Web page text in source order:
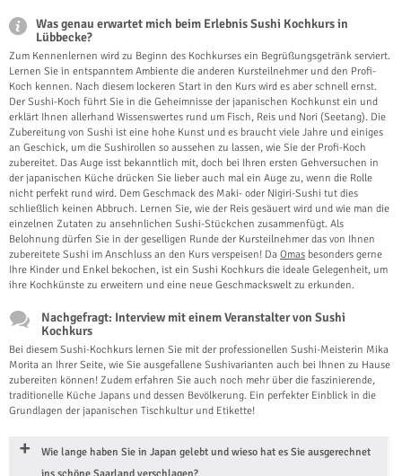
Was genau erwartet mich beim Erlebnis Sushi Kochkurs in
Lübbecke?
Zum Kennenlernen wird zu Beginn des Kochkurses ein Begrüßungsgetränk serviert.
Lernen Sie in entspanntem Ambiente die anderen Kursteilnehmer und den Profi-
Koch kennen. Nach diesem lockeren Start in den Kurs wird es aber schnell ernst.
Der Sushi-Koch führt Sie in die Geheimnisse der japanischen Kochkunst ein und
erklärt Ihnen allerhand Wissenswertes rund um Fisch, Reis und Nori (Seetang). Die
Zubereitung von Sushi ist eine hohe Kunst und es braucht viele Jahre und einiges
an Geschick, um die Sushirollen so aussehen zu lassen, wie Sie der Profi-Koch
zubereitet. Das Auge isst bekanntlich mit, doch bei Ihren ersten Gehversuchen in
der japanischen Küche drücken Sie lieber auch mal ein Auge zu, wenn die Rolle
nicht perfekt rund wird. Dem Geschmack des Maki- oder Nigiri-Sushi tut dies
schließlich keinen Abbruch. Lernen Sie, wie der Reis gesäuert wird und wie man die
einzelnen Zutaten zu ansehnlichen Sushi-Stückchen zusammenfügt. Als
Belohnung dürfen Sie in der geselligen Runde der Kursteilnehmer das von Ihnen
zubereitete Sushi im Anschluss an den Kurs verspeisen! Da Omas besonders gerne
Ihre Kinder und Enkel bekochen, ist ein Sushi Kochkurs die ideale Gelegenheit, um
ihre Kochkünste zu erweitern und eine neue Geschmackswelt zu erkunden.
Nachgefragt: Interview mit einem Veranstalter von Sushi
Kochkurs
Bei diesem Sushi-Kochkurs lernen Sie mit der professionellen Sushi-Meisterin Mika
Morita an Ihrer Seite, wie Sie ausgefallene Sushivarianten auch bei Ihnen zu Hause
zubereiten können! Zudem erfahren Sie auch noch mehr über die faszinierende,
traditionelle Küche Japans und dessen Bevölkerung. Ein perfekter Einblick in die
Grundlagen der japanischen Tischkultur und Etikette!
Wie lange haben Sie in Japan gelebt und wieso hat es Sie ausgerechnet